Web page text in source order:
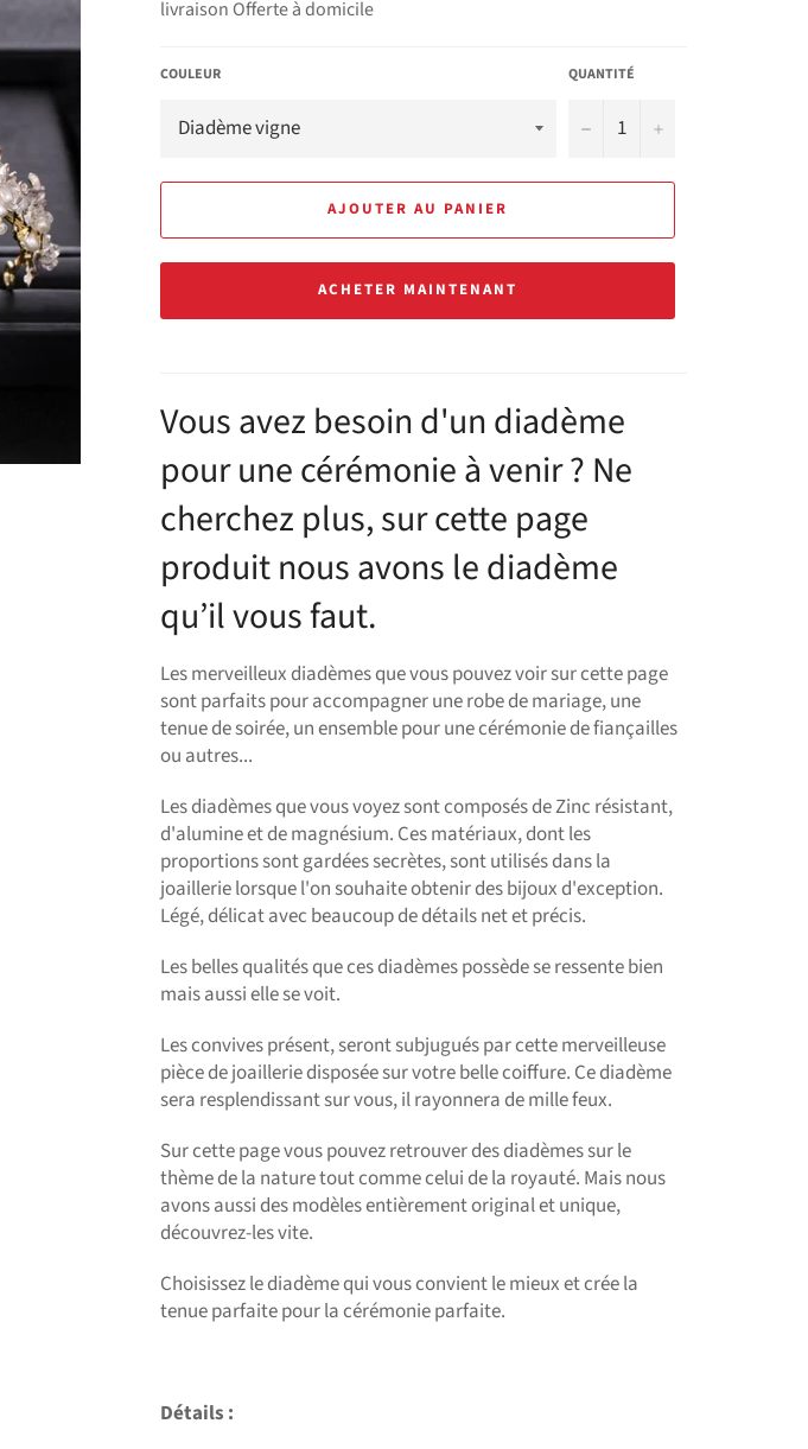
livraison Offerte à domicile
COULEUR QUANTITÉ
− +
AJOUTER AU PANIER
ACHETER MAINTENANT
Vous avez besoin d'un diadème
pour une cérémonie à venir ? Ne
cherchez plus, sur cette page
produit nous avons le diadème
qu’il vous faut.
Les merveilleux diadèmes que vous pouvez voir sur cette page
sont parfaits pour accompagner une robe de mariage, une
tenue de soirée, un ensemble pour une cérémonie de fiançailles
ou autres...
Les diadèmes que vous voyez sont composés de Zinc résistant,
d'alumine et de magnésium. Ces matériaux, dont les
proportions sont gardées secrètes, sont utilisés dans la
joaillerie lorsque l'on souhaite obtenir des bijoux d'exception.
Légé, délicat avec beaucoup de détails net et précis.
Les belles qualités que ces diadèmes possède se ressente bien
mais aussi elle se voit.
Les convives présent, seront subjugués par cette merveilleuse
pièce de joaillerie disposée sur votre belle coiffure. Ce diadème
sera resplendissant sur vous, il rayonnera de mille feux.
Sur cette page vous pouvez retrouver des diadèmes sur le
thème de la nature tout comme celui de la royauté. Mais nous
avons aussi des modèles entièrement original et unique,
découvrez-les vite.
Choisissez le diadème qui vous convient le mieux et crée la
tenue parfaite pour la cérémonie parfaite.
Détails :